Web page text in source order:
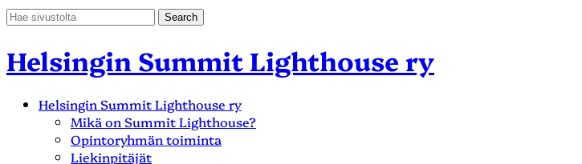
Helsingin Summit Lighthouse ry
Helsingin Summit Lighthouse ry
Mikä on Summit Lighthouse?
Opintoryhmän toiminta
Liekinpitäjät